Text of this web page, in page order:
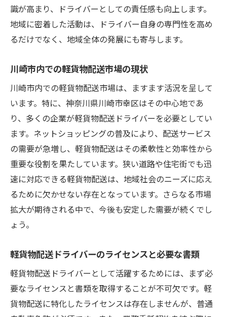
川崎市での配送ドライバーの需要動向
ビジネスチャンスを広げるための戦略
軽貨物配送ドライバーに求められるスキルと川
崎市幸区での実践例
軽貨物配送ドライバーに必要な基本スキル
川崎市幸区で活躍するドライバーの成功例
顧客対応と運転技術のバランス
地域特性を活かしたサービス提供
ドライバーとしてのキャリアアップとスキ
実践を通じて学ぶスキルの磨き方
識が高まり、ドライバーとしての責任感も向上します。
地域に密着した活動は、ドライバー自身の専門性を高め
るだけでなく、地域全体の発展にも寄与します。
川崎市内での軽貨物配送市場の現状
川崎市内での軽貨物配送市場は、ますます活況を呈して
います。特に、神奈川県川崎市幸区はその中心地であ
り、多くの企業が軽貨物配送ドライバーを必要としてい
ます。ネットショッピングの普及により、配送サービス
の需要が急増し、軽貨物配送はその柔軟性と効率性から
重要な役割を果たしています。狭い道路や住宅街でも迅
速に対応できる軽貨物配送は、地域社会のニーズに応え
るために欠かせない存在となっています。さらなる市場
拡大が期待される中で、今後も安定した需要が続くでし
ょう。
軽貨物配送ドライバーのライセンスと必要な書類
軽貨物配送ドライバーとして活躍するためには、まず必
要なライセンスと書類を取得することが不可欠です。軽
貨物配送に特化したライセンスは存在しませんが、普通